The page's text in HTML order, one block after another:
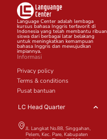
Language Center adalah lembaga
kursus bahasa Inggris terfavorit di
Indonesia yang telah membantu ribuan
siswa dari berbagai latar belakang
untuk meningkatkan kemampuan
bahasa Inggris dan mewujudkan
impiannya.
Informasi
Privacy policy
Terms & conditions
Pusat bantuan
LC Head Quarter
Jl. Langkat No.88, Singgahan,
Pelem, Kec. Pare, Kabupaten